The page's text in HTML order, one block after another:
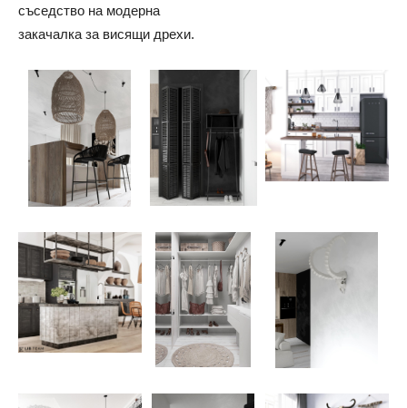
съседство на модерна
закачалка за висящи дрехи.